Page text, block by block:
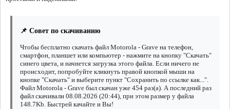
📌 Совет по скачиванию
Чтобы бесплатно скачать файл Motorola - Grave на телефон,
смартфон, планшет или компьютер - нажмите на кнопку "Скачать"
синего цвета, и начнется загрузка этого файла. Если ничего не
происходит, попробуйте кликнуть правой кнопкой мыши на
кнопке "Скачать" и выберите пункт "Сохранить по ссылке как...".
Файл Motorola - Grave был скачан уже 454 раз(а). А последний раз
файл скачивали 08.08.2026 (20:44), при этом размер у файла
148.7Kb. Быстрей качайте и Вы!